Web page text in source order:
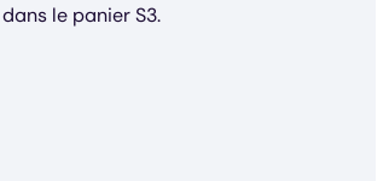
le panier S3.